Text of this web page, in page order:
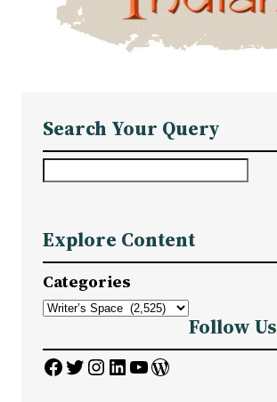
Search Your Query
r
c
h
Explore Content
Categories
Follow Us
Facebook Twitter InstagramLinkedIn YouTube WordPress